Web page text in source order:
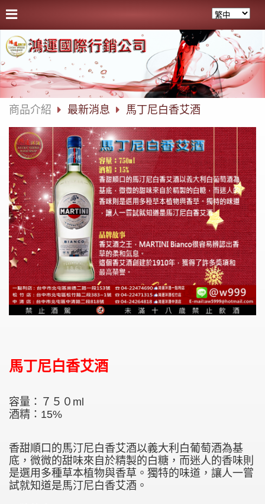
商品介紹 最新消息 馬丁尼白香艾酒
馬丁尼白香艾酒
容量：７５０ml
酒精：15%
香甜順口的馬汀尼白香艾酒以義大利白葡萄酒為基
底，微微的甜味來自於精製的白糖，而迷人的香味則
是選用多種草本植物與香草。獨特的味道，讓人一嘗
試就知道是馬汀尼白香艾酒。